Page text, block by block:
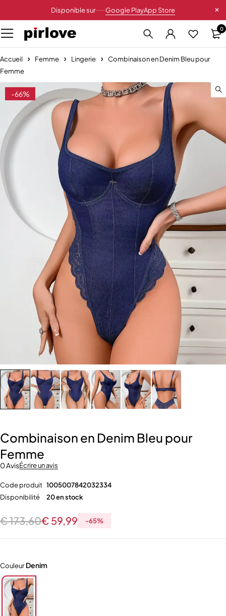
Disponible sur Google PlayApp Store
0
Accueil Femme Lingerie
Combinaison en Denim Bleu pour
Femme
-66%
Combinaison en Denim Bleu pour
Femme
0 AvisÉcrire un avis
Code produit 1005007842032334
Disponibilité
20 en stock
€173,60€ 59,99 -65%
Couleur Denim